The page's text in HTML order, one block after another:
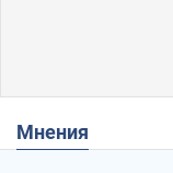
Мнения